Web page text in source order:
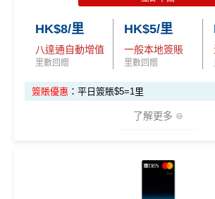
lways based on objective analysis first.
查看更多信用卡詳情及分析...
0獎賞+新會員38里賞金@❗️【由里先生
C. 《超級10周年限定版》盲盒
🎁不論全新信用卡客戶*定現有信用卡客
申請渣打國泰Mastercard後，即可自動
於10月11日或之前獲批卡更保證100%有
豐富，有過萬份獎品、 合共3,000萬里數
申請時有 Citigold / Citigold Private Cl
ient 戶口
發卡後首2個月內累積認可簽賬滿HK
$5,000或以上（每月須包含最少1次
Citi Prestige Card 迎新得分及同
申請完填Form賺多88里賞金*:
-form
Citi新客發卡後首2個月內累積認可簽
學生信用卡：首3個月內累積認可簽賬
HK$300現金回贈
$1，可兌換FPS轉數快回贈！詳情
Citi PremierMiles信用卡迎新
HK$8/里
八達通自動增值
里數回贈
HK$5/里
一般本地簽賬
里數回贈
簽賬優惠 ：平日簽賬$5=1里
了解更多